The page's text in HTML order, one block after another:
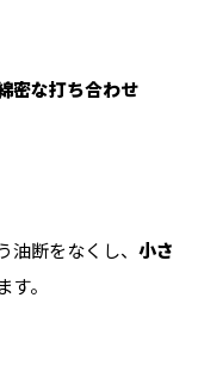
密な打ち合わせ
断をなくし、 小さ
。